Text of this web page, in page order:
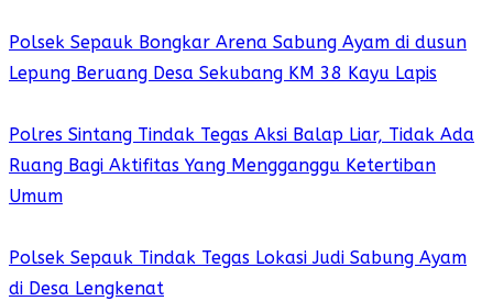
Polsek Sepauk Bongkar Arena Sabung Ayam di dusun
Lepung Beruang Desa Sekubang KM 38 Kayu Lapis
Polres Sintang Tindak Tegas Aksi Balap Liar, Tidak Ada
Ruang Bagi Aktifitas Yang Mengganggu Ketertiban
Umum
Polsek Sepauk Tindak Tegas Lokasi Judi Sabung Ayam
di Desa Lengkenat